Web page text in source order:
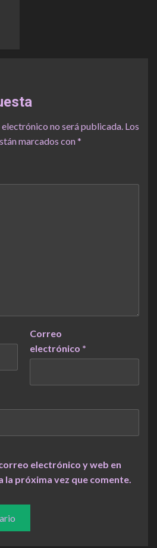
no será publicada. Los
marcados con*
Correo
electrónico *
electrónico y web en
la próxima vez que comente.